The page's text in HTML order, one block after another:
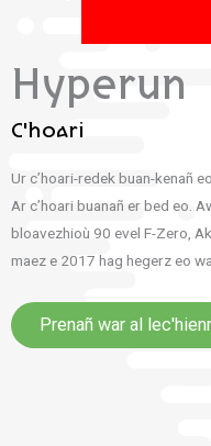
Hyperun
C'hoari
Ur c’hoari-redek buan-kenañ
Ar c’hoari buanañ er bed eo.
bloavezhioù 90 evel F-Zero,
maez e 2017 hag hegerz eo
Prenañ war al